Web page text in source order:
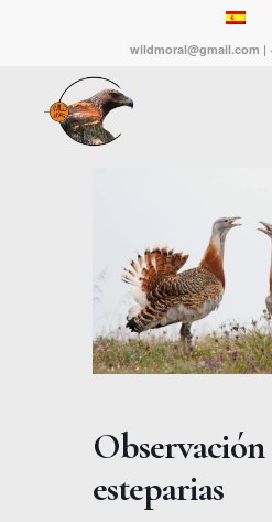
wildmoral@gmail.com |
Observación
esteparias